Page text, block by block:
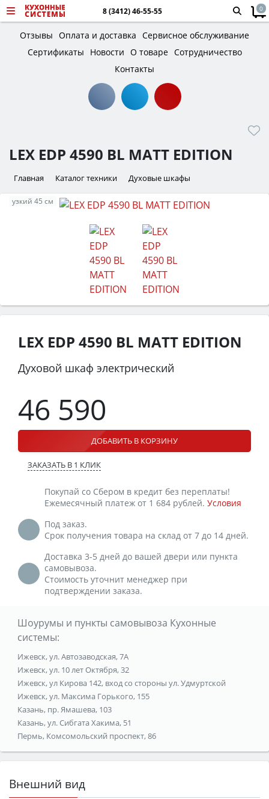
8 (3412) 46-55-55 0
Отзывы Оплата и доставка Сервисное обслуживание
Сертификаты
Новости О товаре Сотрудничество
Контакты
LEX EDP 4590 BL MATT EDITION
Главная Каталог техники Духовые шкафы
узкий 45 см
LEX EDP 4590 BL MATT EDITION
Духовой шкаф электрический
46 590
ДОБАВИТЬ В КОРЗИНУ
ЗАКАЗАТЬ В 1 КЛИК
Покупай со Сбером в кредит без переплаты!
Ежемесячный платеж от 1 684 рублей. Условия
Под заказ.
Срок получения товара на склад от 7 до 14 дней.
Доставка 3-5 дней до вашей двери или пункта
самовывоза.
Стоимость уточнит менеджер при
подтверждении заказа.
Шоурумы и пункты самовывоза Кухонные
системы:
Ижевск, ул. Автозаводская, 7А
Ижевск, ул. 10 лет Октября, 32
Ижевск, ул Кирова 142, вход со стороны ул. Удмуртской
Ижевск, ул. Максима Горького, 155
Казань, пр. Ямашева, 103
Казань, ул. Сибгата Хакима, 51
Пермь, Комсомольский проспект, 86
Внешний вид